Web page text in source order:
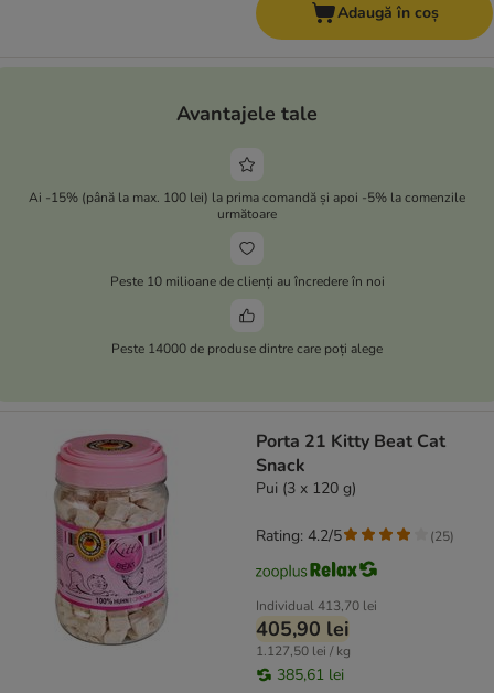
Adaugă în coș
Avantajele tale
Ai -15% (până la max. 100 lei) la prima comandă și apoi -5% la comenzile
următoare
Peste 10 milioane de clienți au încredere în noi
Peste 14000 de produse dintre care poți alege
Porta 21 Kitty Beat Cat
Snack
Pui (3 x 120 g)
Individual413,70 lei
405,90 lei
1.127,50 lei / kg
385,61 lei
Rating: 4.2/5 (25)